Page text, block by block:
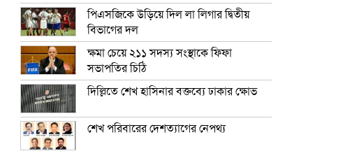
পিএসজিকে উড়িয়ে দিল লা লিগার দ্বিতীয়
বিভাগের দল
ক্ষমা চেয়ে ২১১ সদস্য সংস্থাকে ফিফা
সভাপতির চিঠি
দিল্লিতে শেখ হাসিনার বক্তব্যে ঢাকার ক্ষোভ
শেখ পরিবারের দেশত্যাগের নেপথ্য